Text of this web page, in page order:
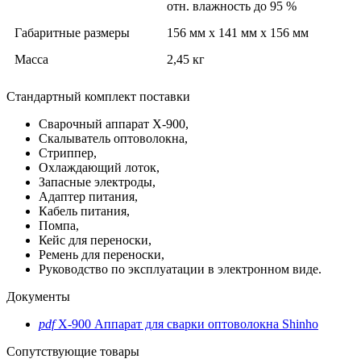
отн. влажность до 95 %
Габаритные размеры
156 мм х 141 мм х 156 мм
Масса
2,45 кг
Стандартный комплект поставки
Сварочный аппарат X-900,
Скалыватель оптоволокна,
Стриппер,
Охлаждающий лоток,
Запасные электроды,
Адаптер питания,
Кабель питания,
Помпа,
Кейс для переноски,
Ремень для переноски,
Руководство по эксплуатации в электронном виде.
Документы
pdf X-900 Аппарат для сварки оптоволокна Shinho
Сопутствующие товары